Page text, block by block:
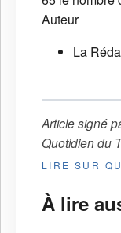
Auteur
La
Article signé
Quotidien du
LIRE SUR
À lire